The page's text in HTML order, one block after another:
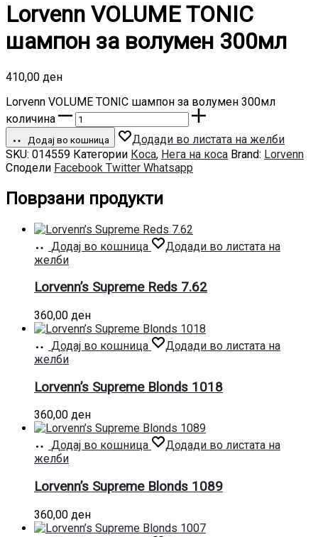
Lorvenn VOLUME TONIC
шампон за волумен 300мл
410,00 ден
Lorvenn VOLUME TONIC шампон за волумен 300мл
количина
Додај во кошница
Додади во листата на желби
SKU: 014559 Категории Коса, Нега на коса Brand: Lorvenn
Сподели Facebook Twitter Whatsapp
Поврзани продукти
Додај во кошница
Додади во листата на
желби
Lorvenn’s Supreme Reds 7.62
360,00 ден
Додај во кошница
Додади во листата на
желби
Lorvenn’s Supreme Blonds 1018
360,00 ден
Додај во кошница
Додади во листата на
желби
Lorvenn’s Supreme Blonds 1089
360,00 ден